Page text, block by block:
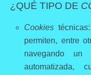
¿QUÉ TIPO DE
Cookies
permiten, entre
navegando un
automatizada,